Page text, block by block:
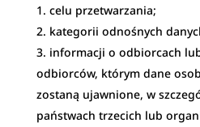
celu przetwarzania;
kategorii odnośnych
informacji o odbiorcach
odbiorców, którym dane
zostaną ujawnione, w
państwach trzecich lub